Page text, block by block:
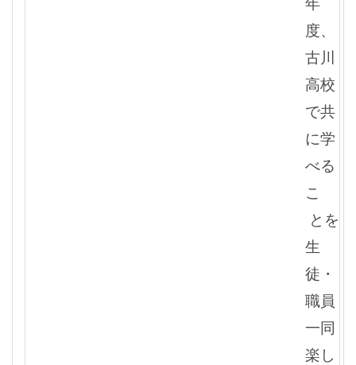
年
度、
古川
高校
で共
に学
べる
こ
とを
生
徒・
職員
一同
楽し